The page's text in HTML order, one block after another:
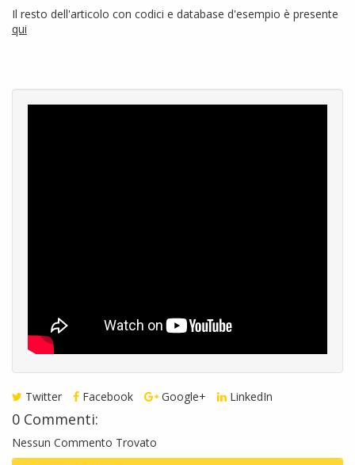
Il resto dell'articolo con codici e database d'esempio è presente
qui
Twitter Facebook Google+ LinkedIn
0 Commenti:
Nessun Commento Trovato